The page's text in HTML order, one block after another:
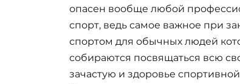
опасен вообще любой
спорт, ведь самое важное при
спортом для обычных людей
собираются посвящаться всю
зачастую и здоровье